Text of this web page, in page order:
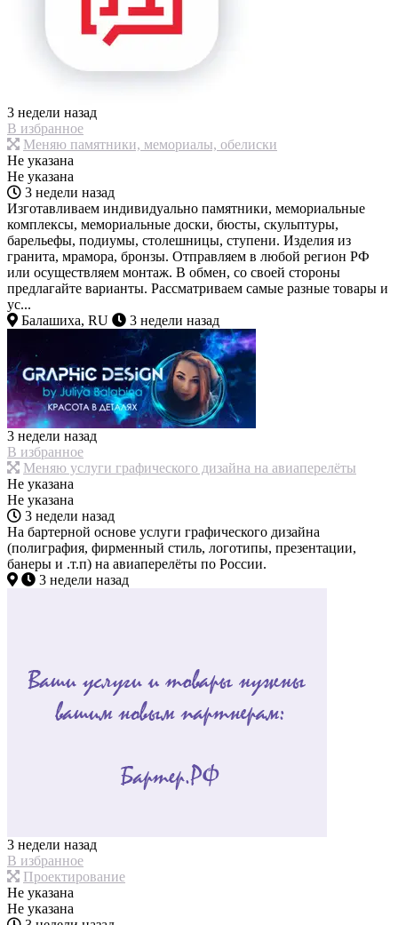
3 недели назад
В избранное
Меняю памятники, мемориалы, обелиски
Не указана
Не указана
3 недели назад
Изготавливаем индивидуально памятники, мемориальные
комплексы, мемориальные доски, бюсты, скульптуры,
барельефы, подиумы, столешницы, ступени. Изделия из
гранита, мрамора, бронзы. Отправляем в любой регион РФ
или осуществляем монтаж. В обмен, со своей стороны
предлагайте варианты. Рассматриваем самые разные товары и
ус...
Балашиха, RU
3 недели назад
3 недели назад
В избранное
Меняю услуги графического дизайна на авиаперелёты
Не указана
Не указана
3 недели назад
На бартерной основе услуги графического дизайна
(полиграфия, фирменный стиль, логотипы, презентации,
банеры и .т.п) на авиаперелёты по России.
3 недели назад
3 недели назад
В избранное
Проектирование
Не указана
Не указана